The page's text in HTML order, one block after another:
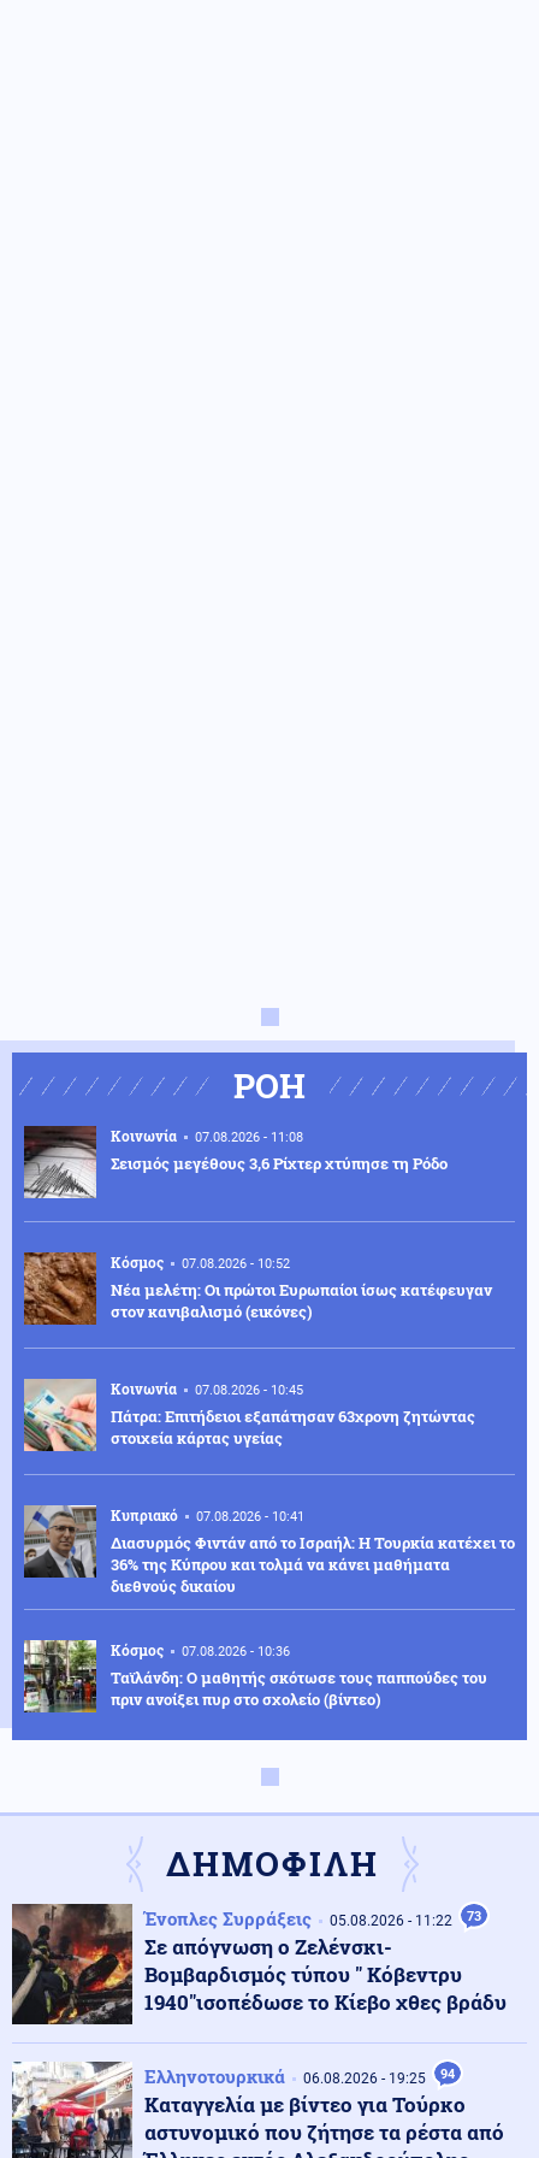
ΡΟΗ
Κοινωνία 07.08.2026 - 11:08
Σεισμός μεγέθους 3,6 Ρίχτερ χτύπησε τη Ρόδο
Κόσμος 07.08.2026 - 10:52
Νέα μελέτη: Οι πρώτοι Ευρωπαίοι ίσως κατέφευγαν
στον κανιβαλισμό (εικόνες)
Κοινωνία 07.08.2026 - 10:45
Πάτρα: Επιτήδειοι εξαπάτησαν 63χρονη ζητώντας
στοιχεία κάρτας υγείας
Κυπριακό 07.08.2026 - 10:41
Διασυρμός Φιντάν από το Ισραήλ: Η Τουρκία κατέχει το
36% της Κύπρου και τολμά να κάνει μαθήματα
διεθνούς δικαίου
Κόσμος 07.08.2026 - 10:36
Ταϊλάνδη: Ο μαθητής σκότωσε τους παππούδες του
πριν ανοίξει πυρ στο σχολείο (βίντεο)
Πολιτική
Θεοδωρικάκος: «Συμβάλλουμε στην εθνική ασφάλεια
της πατρίδας μας με νέο αναπτυξιακό καθεστώς για
την Άμυνα»
07.08.2026 - 10:10
Κινεζικές μυστικές υπηρεσίες «δείχνουν» τη Μοσάντ
για την υβριδική εισβολή στη Θέουτα
ΔΗΜΟΦΙΛΗ
Ένοπλες Συρράξεις 05.08.2026 - 11:22 73
Σε απόγνωση ο Ζελένσκι-
Βομβαρδισμός τύπου " Κόβεντρυ
1940"ισοπέδωσε το Κίεβο χθες βράδυ
Ελληνοτουρκικά 06.08.2026 - 19:25 94
Καταγγελία με βίντεο για Τούρκο
αστυνομικό που ζήτησε τα ρέστα από